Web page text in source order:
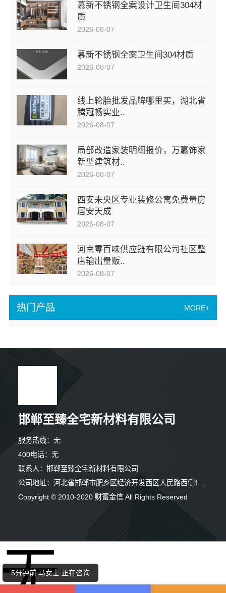
热门产品 MORE+
慕新不锈钢全案设计卫生间304材
质
2026-08-07
慕新不锈钢全案卫生间304材质
2026-08-07
线上轮胎批发品牌哪里买，湖北省
腾冠畅实业..
2026-08-07
局部改造家装明细报价，万赢饰家
新型建筑材..
2026-08-07
西安未央区专业装修公寓免费量房
居安天成
2026-08-07
河南零百味供应链有限公司社区整
店输出量贩..
2026-08-07
邯郸至臻全宅新材料有限公司
服务热线：无
400电话：无
联系人：邯郸至臻全宅新材料有限公司
公司地址：河北省邯郸市肥乡区经济开发西区人民路西侧126号
Copyright © 2010-2020 财富金信 All Rights Reserved
5分钟前 马女士 正在咨询
无